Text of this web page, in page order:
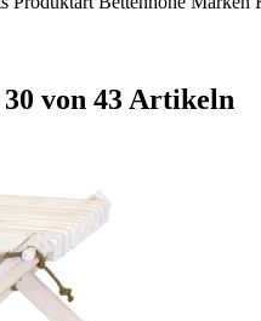
von 43 Artikeln